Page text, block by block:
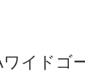
イドゴ